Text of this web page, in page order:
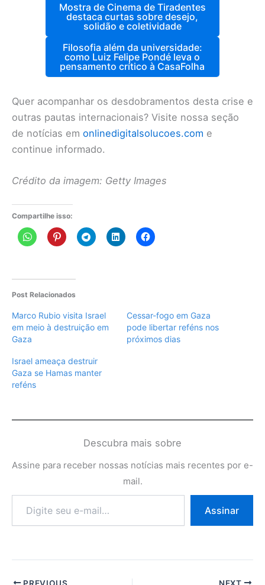
Mostra de Cinema de Tiradentes
destaca curtas sobre desejo,
solidão e coletividade
Filosofia além da universidade:
como Luiz Felipe Pondé leva o
pensamento crítico à CasaFolha
Quer acompanhar os desdobramentos desta crise e
outras pautas internacionais? Visite nossa seção
de notícias em onlinedigitalsolucoes.com e
continue informado.
Crédito da imagem: Getty Images
Compartilhe isso:
Post Relacionados
Marco Rubio visita Israel
em meio à destruição em
Gaza
Cessar-fogo em Gaza
pode libertar reféns nos
próximos dias
Israel ameaça destruir
Gaza se Hamas manter
reféns
Descubra mais sobre
Assine para receber nossas notícias mais recentes por e-
mail.
e-
Assinar
PREVIOUS NEXT